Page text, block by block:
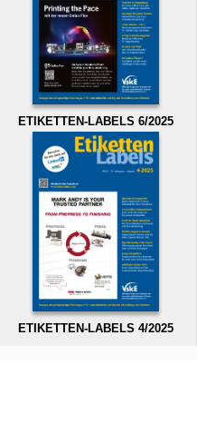
ETIKETTEN-LABELS 6/2025
ETIKETTEN-LABELS 4/2025